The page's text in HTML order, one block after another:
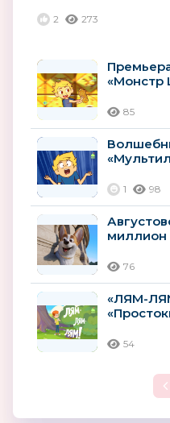
2 273
«Монстр
85
1 98
миллион
76
«ЛЯМ-
54